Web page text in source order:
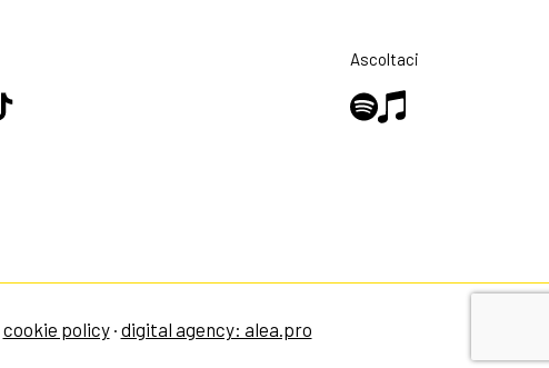
Ascoltaci
cookie policy· digital agency: alea.pro